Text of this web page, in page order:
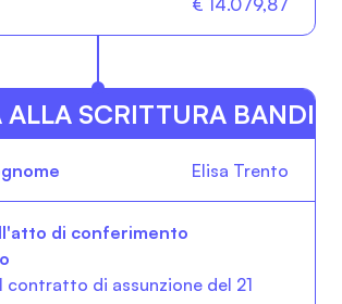
ALLA SCRITTURA BANDI
Estremi dell'atto di
Elisa Trento
contratto di assunzione del 21